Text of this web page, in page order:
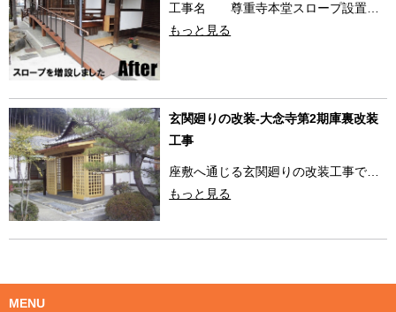
工事名 尊重寺本堂スロープ設置…
もっと見る
玄関廻りの改装-大念寺第2期庫裏改装
工事
座敷へ通じる玄関廻りの改装工事で…
もっと見る
MENU